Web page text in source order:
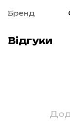
Бренд
Відгуки